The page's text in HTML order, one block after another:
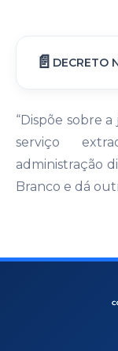
DECRETO
“Dispõe sobre
serviço
administração
Branco e dá